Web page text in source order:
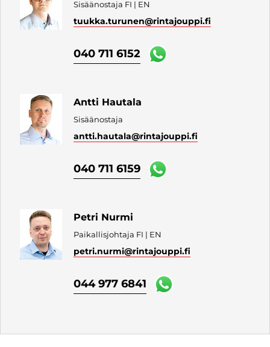
Sisäänostaja FI | EN
tuukka.turunen@rintajouppi.fi
040 711 6152
Antti Hautala
Sisäänostaja
antti.hautala@rintajouppi.fi
040 711 6159
Petri Nurmi
Paikallisjohtaja FI | EN
petri.nurmi@rintajouppi.fi
044 977 6841